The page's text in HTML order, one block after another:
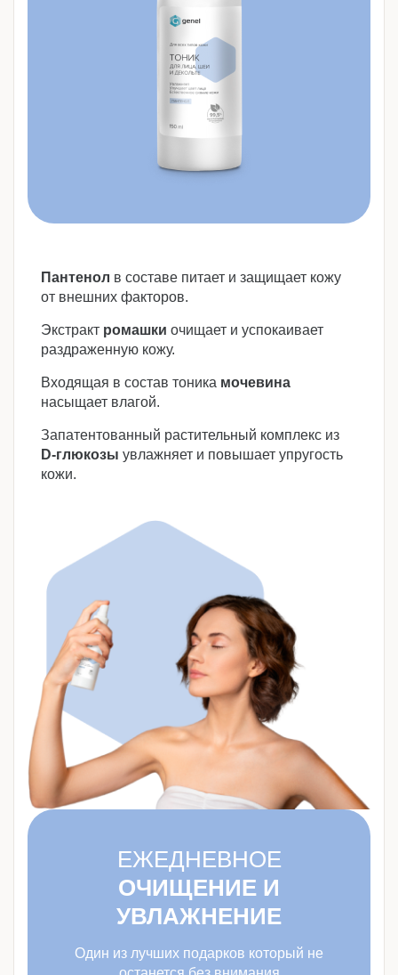
Пантенол в составе питает и защищает кожу
от внешних факторов.
Экстракт ромашки очищает и успокаивает
раздраженную кожу.
Входящая в состав тоника мочевина
насыщает влагой.
Запатентованный растительный комплекс из
D-глюкозы увлажняет и повышает упругость
кожи.
ЕЖЕДНЕВНОЕ
ОЧИЩЕНИЕ И
УВЛАЖНЕНИЕ
Один из лучших подарков который не